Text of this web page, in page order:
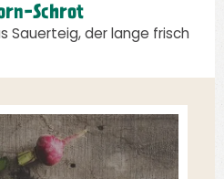
Schrot
Sauerteig, der lange frisch